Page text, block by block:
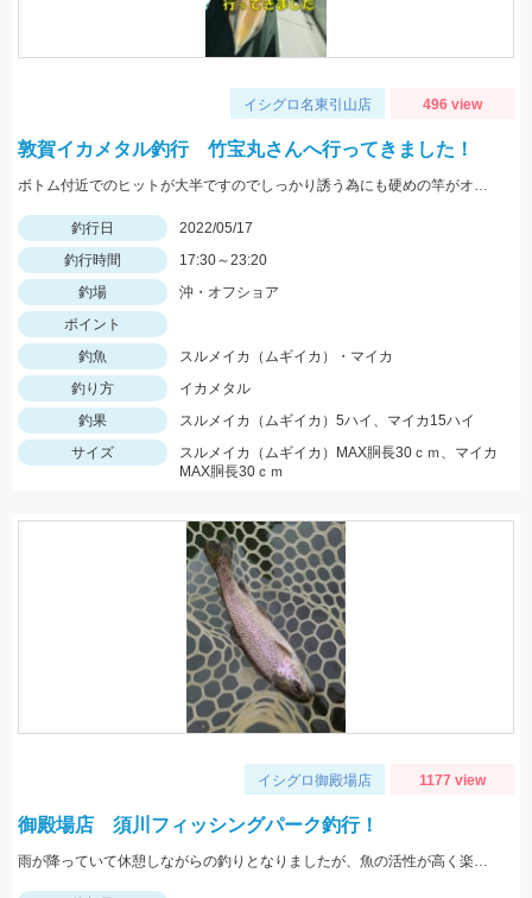
イシグロ名東引山店 496 view
敦賀イカメタル釣行 竹宝丸さんへ行ってきました！
ボトム付近でのヒットが大半ですのでしっかり誘う為にも硬めの竿がオススメ！スッテは基本色の赤緑・赤黄などの20号がメインです。
釣行日
2022/05/17
釣行時間
17:30～23:20
釣場
沖・オフショア
ポイント
釣魚
スルメイカ（ムギイカ）・マイカ
釣り方
イカメタル
釣果
スルメイカ（ムギイカ）5ハイ、マイカ15ハイ
サイズ
スルメイカ（ムギイカ）MAX胴長30ｃｍ、マイカ
MAX胴長30ｃｍ
イシグロ御殿場店 1177 view
御殿場店 須川フィッシングパーク釣行！
雨が降っていて休憩しながらの釣りとなりましたが、魚の活性が高く楽しむことができました！Bスパーク2.0ｇのＧマジョーラに反応良かったです。